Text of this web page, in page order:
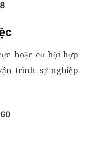
hoặc cơ hội hợp
trình sự nghiệp